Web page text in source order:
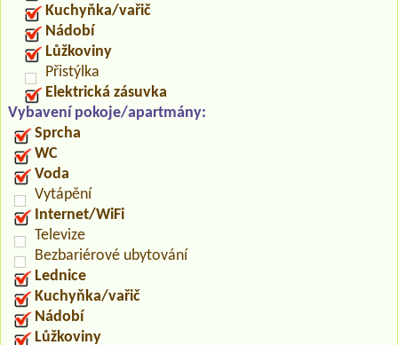
Kuchyňka/vařič
Nádobí
Lůžkoviny
Přistýlka
Elektrická zásuvka
Vybavení pokoje/apartmány:
Sprcha
WC
Voda
Vytápění
Internet/WiFi
Televize
Bezbariérové ubytování
Lednice
Kuchyňka/vařič
Nádobí
Lůžkoviny